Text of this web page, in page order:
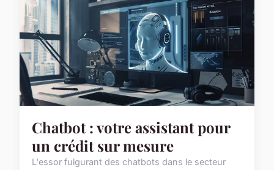
Chatbot : votre assistant pour
un crédit sur mesure
L'essor fulgurant des chatbots dans le secteur